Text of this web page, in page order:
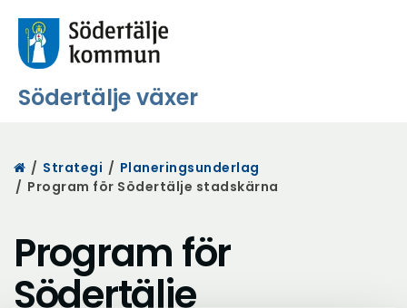
Södertälje växer
Start
/ Strategi / Planeringsunderlag
/ Program för Södertälje stadskärna
Program för
Södertälje